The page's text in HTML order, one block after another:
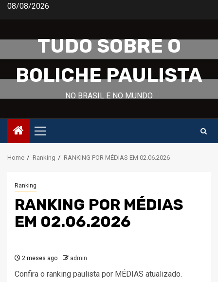
Skip08/08/2026
TUDO SOBRE O
BOLICHE PAULISTA
NO BRASIL E NO MUNDO
Primary
Menu
Home Ranking RANKING POR MÉDIAS EM 02.06.2026
Ranking
RANKING POR MÉDIAS
EM 02.06.2026
2 meses ago admin
Confira o ranking paulista por MÉDIAS atualizado.